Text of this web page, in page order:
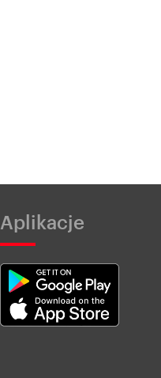
Aplikacje